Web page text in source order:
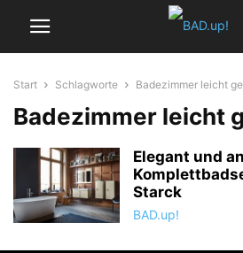
Start Schlagworte Badezimmer leicht
Badezimmer leicht
Elegant und
Starck
BAD.up!